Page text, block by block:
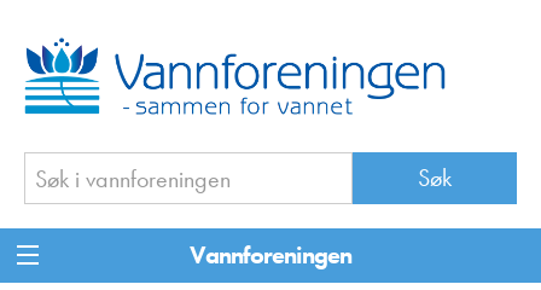
Vannforeningen